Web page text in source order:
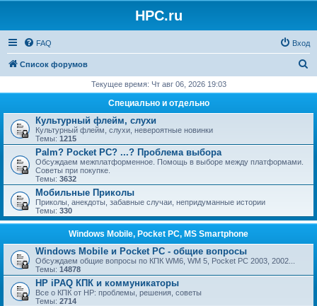
HPC.ru
FAQ Вход
Список форумов
с
Текущее время: Чт авг 06, 2026 19:03
Специально и отдельно
Культурный флейм, слухи
Культурный флейм, слухи, невероятные новинки
Темы: 1215
Palm? Pocket PC? ...? Проблема выбора
Обсуждаем межплатформенное. Помощь в выборе между платформами.
Советы при покупке.
Темы: 3632
Мобильные Приколы
Приколы, анекдоты, забавные случаи, непридуманные истории
Темы: 330
Windows Mobile, Pocket PC, MS Smartphone
Windows Mobile и Pocket PC - общие вопросы
Обсуждаем общие вопросы по КПК WM6, WM 5, Pocket PC 2003, 2002...
Темы: 14878
HP iPAQ КПК и коммуникаторы
Все о КПК от HP: проблемы, решения, советы
Темы: 2714